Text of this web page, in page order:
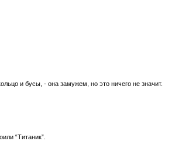
и бусы, - она замужем, но это ничего не значит.
“Титаник”.